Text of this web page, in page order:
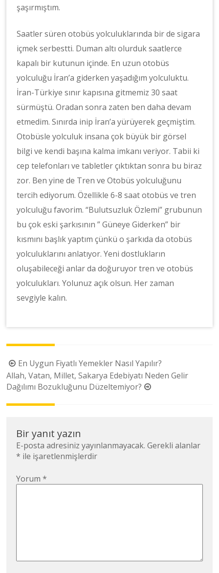
şaşırmıştım.
Saatler süren otobüs yolculuklarında bir de sigara
içmek serbestti. Duman altı olurduk saatlerce
kapalı bir kutunun içinde. En uzun otobüs
yolculuğu İran’a giderken yaşadığım yolculuktu.
İran-Türkiye sınır kapısına gitmemiz 30 saat
sürmüştü. Oradan sonra zaten ben daha devam
etmedim. Sınırda inip İran’a yürüyerek geçmiştim.
Otobüsle yolculuk insana çok büyük bir görsel
bilgi ve kendi başına kalma imkanı veriyor. Tabii ki
cep telefonları ve tabletler çıktıktan sonra bu biraz
zor. Ben yine de Tren ve Otobüs yolculuğunu
tercih ediyorum. Özellikle 6-8 saat otobüs ve tren
yolculuğu favorim. “Bulutsuzluk Özlemi” grubunun
bu çok eski şarkısının ” Güneye Giderken” bir
kısmını başlık yaptım çünkü o şarkıda da otobüs
yolculuklarını anlatıyor. Yeni dostlukların
oluşabileceği anlar da doğuruyor tren ve otobüs
yolculukları. Yolunuz açık olsun. Her zaman
sevgiyle kalın.
Yazı
dolaşımı
En Uygun Fiyatlı Yemekler Nasıl Yapılır?
Allah, Vatan, Millet, Sakarya Edebiyatı Neden Gelir
Dağılımı Bozukluğunu Düzeltemiyor?
Bir yanıt yazın
E-posta adresiniz yayınlanmayacak. Gerekli alanlar
* ile işaretlenmişlerdir
Yorum*